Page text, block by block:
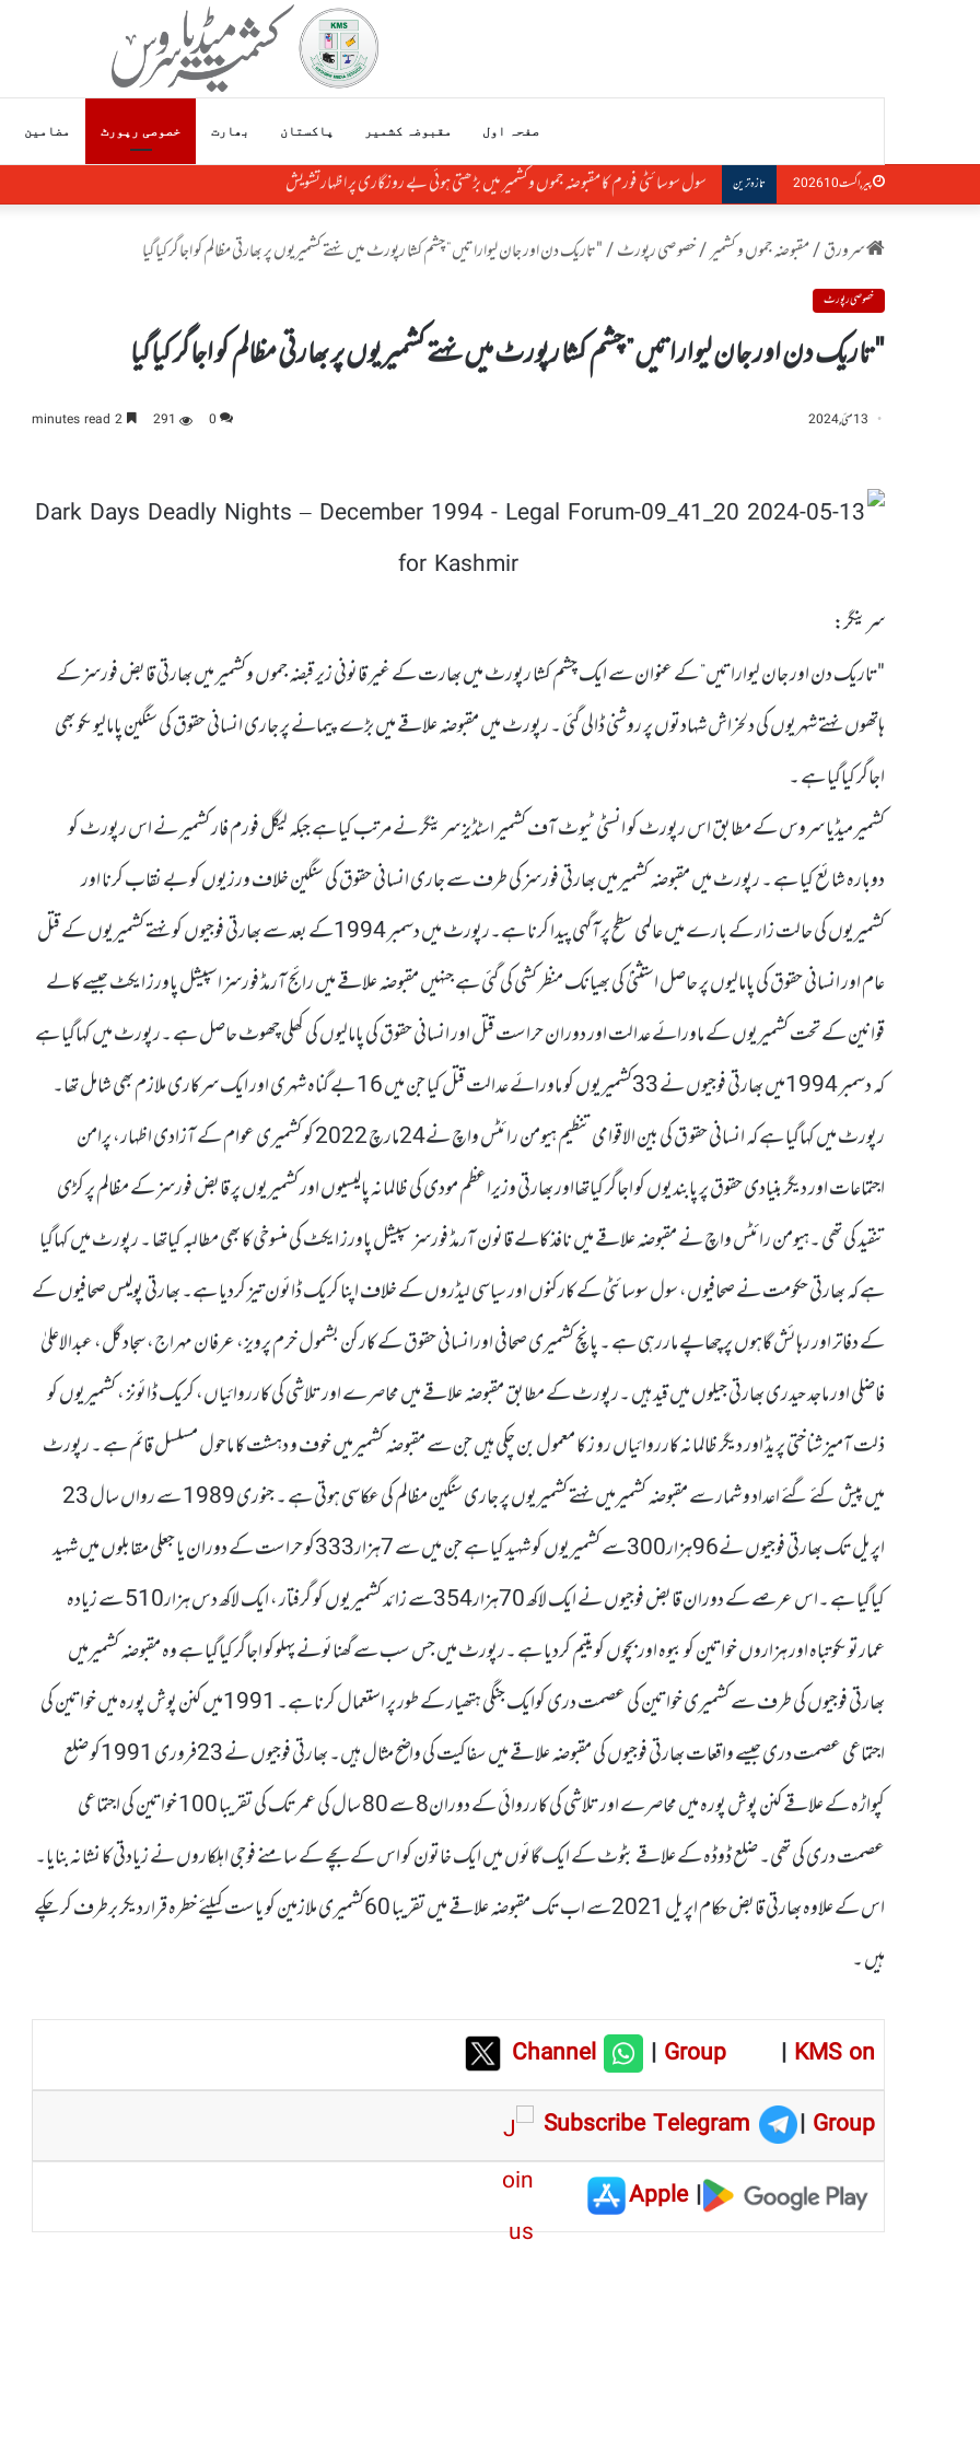
صفحہ اول مقبوضہ کشمیر پاکستان بھارت خصوصی رپورٹ مضامین
پیر, اگست 10 2026 تازہ ترین سول سوسائٹی فورم کا مقبوضہ جموں وکشمیر میں بڑھتی ہوئی بے روزگاری پر اظہارتشویش
سرورق/مقبوضہ جموں و کشمیر/خصوصی رپورٹ/"تاریک دن اور جان لیواراتیں” چشم کشا رپورٹ میں نہتے کشمیریوں پر بھارتی مظالم کو اجاگر کیاگیا
خصوصی رپورٹ
"تاریک دن اور جان لیواراتیں” چشم کشا رپورٹ میں نہتے کشمیریوں پر بھارتی مظالم کو اجاگر کیاگیا
13 مئی, 2024 0
291
سرینگر:
"تاریک دن اور جان لیواراتیں” کے عنوان سے ایک چشم کشا رپورٹ میں بھارت کے غیر قانونی زیر قبضہ جموں وکشمیر میں بھارتی قابض فورسز کے
ہاتھوں نہتے شہریوں کی دلخراش شہادتوں پر روشنی ڈالی گئی ۔ رپورٹ میں مقبوضہ علاقے میں بڑے پیمانے پر جاری انسانی حقوق کی سنگین پامالیوںکو بھی
اجاگر کیاگیا ہے ۔
کشمیر میڈیا سروس کے مطابق اس رپورٹ کو انسٹی ٹیوٹ آف کشمیر اسٹڈیز سرینگر نے مرتب کیا ہے جبکہ لیگل فورم فار کشمیر نے اس رپورٹ کو
دوبارہ شائع کیا ہے ۔ رپورٹ میں مقبوضہ کشمیرمیں بھارتی فورسز کی طرف سے جاری انسانی حقوق کی سنگین خلاف ورزیوں کو بے نقاب کرنا اور
کشمیریوں کی حالت زار کے بارے میں عالمی سطح پرآگہی پیدا کرنا ہے۔رپورٹ میں دسمبر 1994کے بعد سے بھارتی فوجیوں کو نہتے کشمیریوں کے قتل
عام اور انسانی حقوق کی پامالیوں پر حاصل استثنیٰ کی بھیانک منظر کشی کی گئی ہے جنہیں مقبوضہ علاقے میں رائج آرمڈ فورسز اسپیشل پاورز ایکٹ جیسے کالے
قوانین کے تحت کشمیریوں کے ماورائے عدالت اور دوران حراست قتل اور انسانی حقوق کی پامالیوں کی کھلی چھوٹ حاصل ہے ۔رپورٹ میں کہاگیا ہے
کہ دسمبر 1994میں بھارتی فوجیوں نے 33کشمیریوں کو ماورائے عدالت قتل کیا جن میں 16 بے گناہ شہری اور ایک سرکاری ملازم بھی شامل تھا۔
رپورٹ میں کہاگیا ہے کہ انسانی حقو ق کی بین الاقوامی تنظیم ہیومن رائٹس واچ نے24مارچ 2022 کو کشمیری عوام کے آزادی اظہار، پرامن
اجتماعات اور دیگر بنیادی حقوق پر پابندیوں کو اجاگر کیاتھااور بھارتی وزیراعظم مودی کی ظالمانہ پالیسیوں اور کشمیریوں پر قابض فورسز کے مظالم پر کڑی
تنقید کی تھی ۔ہیومن رائٹس واچ نے مقبوضہ علاقے میں نافذ کالے قانون آرمڈ فورسز سپیشل پاورز ایکٹ کی منسوخی کا بھی مطالبہ کیاتھا ۔ رپورٹ میں کہاگیا
ہے کہ بھارتی حکومت نے صحافیوں، سول سوسائٹی کے کارکنوں اور سیاسی لیڈروں کے خلاف اپنا کریک ڈائون تیز کردیا ہے۔ بھارتی پولیس صحافیوں کے
کے دفاتر اور رہائش گاہوں پر چھاپے ماررہی ہے ۔ پانچ کشمیری صحافی اورانسانی حقوق کے کارکن بشمول خرم پرویز، عرفان مہراج، سجاد گل، عبدالاعلیٰ
فاضلی اور ماجد حیدری بھارتی جیلوں میں قید ہیں ۔رپورٹ کے مطابق مقبوضہ علاقے میں محاصرے اور تلاشی کی کارروائیاں، کریک ڈائونز ، کشمیریوں کو
ذلت آمیز شناختی پریڈ اور دیگر ظالمانہ کارروائیاں رو ز کا معمول بن چکی ہیں جن سے مقبوضہ کشمیرمیں خوف و دہشت کا ماحول مسلسل قائم ہے ۔ رپورٹ
میں پیش کئے گئے اعداد و شمار سے مقبوضہ کشمیرمیں نہتے کشمیریوں پر جاری سنگین مظالم کی عکاسی ہوتی ہے ۔ جنوری 1989 سے رواں سال 23
اپریل تک بھارتی فوجیوں نے96ہزار300سے کشمیریوں کو شہید کیا ہے جن میں سے 7ہزار333کو حراست کے دوران یا جعلی مقابلوں میں شہید
کیاگیا ہے ۔اس عرصے کے دوران قابض فوجیوں نے ایک لاکھ 70ہزار354سے زائد کشمیریوں کو گرفتار ، ایک لاکھ دس ہزار510 سے زیادہ
عمارتوںکو تباہ اور ہزاروں خواتین کو بیوہ اور بچوں کو یتیم کردیا ہے ۔رپورٹ میں جس سب سے گھنائونے پہلوکو اجاگر کیاگیا ہے وہ مقبوضہ کشمیرمیں
بھارتی فوجیوں کی طرف سے کشمیری خواتین کی عصمت دری کوایک جنگی ہتھیار کے طور پر استعمال کرنا ہے۔ 1991میں کنن پوش پورہ میں خواتین کی
اجتماعی عصمت دری جیسے واقعات بھارتی فوجیوں کی مقبوضہ علاقے میں سفاکیت کی واضح مثال ہیں۔ بھارتی فوجیوں نے 23فروری 1991کو ضلع
کپواڑہ کے علاقے کنن پوش پورہ میں محاصرے اور تلاشی کی کارروائی کے دوران8 سے 80 سال کی عمر تک کی تقریبا 100 خواتین کی اجتماعی
عصمت دری کی تھی۔ ضلع ڈوڈہ کے علاقے بٹوٹ کے ایک گائوں میں ایک خاتون کو اس کے بچے کے سامنے فوجی اہلکاروں نے زیادتی کا نشانہ بنایا۔
اس کے علاوہ بھارتی قابض حکام اپریل 2021سے اب تک مقبوضہ علاقے میں تقریبا 60کشمیری ملازمین کو یاست کیلئے خطرہ قراردیکر برطرف کر چکے
ہیں ۔
Channel |Group | KMS on
Subscribe Telegram
| Group
|
Apple